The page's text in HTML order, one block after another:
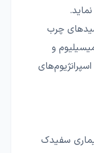
چرب
و
سفیدک